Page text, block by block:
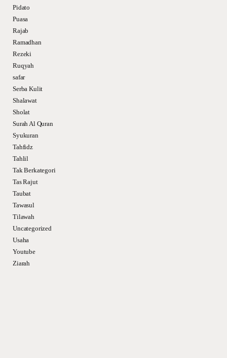
Pidato
Puasa
Rajab
Ramadhan
Rezeki
Ruqyah
safar
Serba Kulit
Shalawat
Sholat
Surah Al Quran
Syukuran
Tahfidz
Tahlil
Tak Berkategori
Tas Rajut
Taubat
Tawasul
Tilawah
Uncategorized
Usaha
Youtube
Ziarah